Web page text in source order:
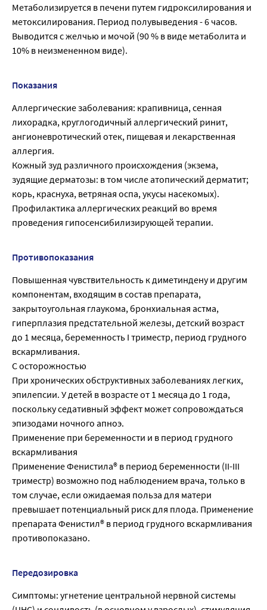
Метаболизируется в печени путем гидроксилирования и
метоксилирования. Период полувыведения - 6 часов.
Выводится с желчью и мочой (90 % в виде метаболита и
10% в неизмененном виде).
Показания
Аллергические заболевания: крапивница, сенная
лихорадка, круглогодичный аллергический ринит,
ангионевротический отек, пищевая и лекарственная
аллергия.
Кожный зуд различного происхождения (экзема,
зудящие дерматозы: в том числе атопический дерматит;
корь, краснуха, ветряная оспа, укусы насекомых).
Профилактика аллергических реакций во время
проведения гипосенсибилизирующей терапии.
Противопоказания
Повышенная чувствительность к диметиндену и другим
компонентам, входящим в состав препарата,
закрытоугольная глаукома, бронхиальная астма,
гиперплазия предстательной железы, детский возраст
до 1 месяца, беременность I триместр, период грудного
вскармливания.
С осторожностью
При хронических обструктивных заболеваниях легких,
эпилепсии. У детей в возрасте от 1 месяца до 1 года,
поскольку седативный эффект может сопровождаться
эпизодами ночного апноэ.
Применение при беременности и в период грудного
вскармливания
Применение Фенистила® в период беременности (II-III
триместр) возможно под наблюдением врача, только в
том случае, если ожидаемая польза для матери
превышает потенциальный риск для плода. Применение
препарата Фенистил® в период грудного вскармливания
противопоказано.
Передозировка
Симптомы: угнетение центральной нервной системы